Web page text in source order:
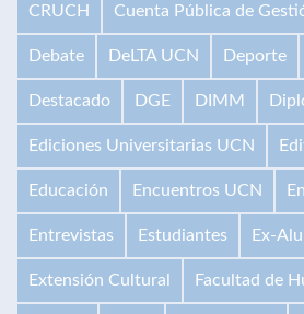
CRUCH Cuenta Pública de
Debate DeLTA UCN Deporte
Destacado DGE DIMM
Ediciones Universitarias UCN
Educación Encuentros UCN
Entrevistas Estudiantes Ex-
Extensión Cultural Facultad de